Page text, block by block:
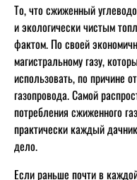
То, что сжиженный
и экологически чистым
фактом. По своей
магистральному газу,
использовать, по причине
газопровода. Самой
потребления сжиженного
практически каждый
дело.
Если раньше почти в